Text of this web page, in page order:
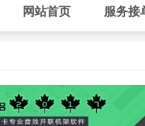
网站首页 服务接